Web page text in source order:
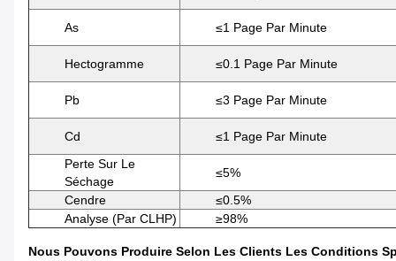
As ≤1 Page Par Minute
Hectogramme ≤0.1 Page Par Minute
Pb ≤3 Page Par Minute
Cd
≤1 Page Par Minute
Perte Sur Le
Séchage
≤5%
Cendre
≤0.5%
Analyse (par CLHP)
≥98%
Nous Pouvons Produire Selon Les Clients Les Conditions